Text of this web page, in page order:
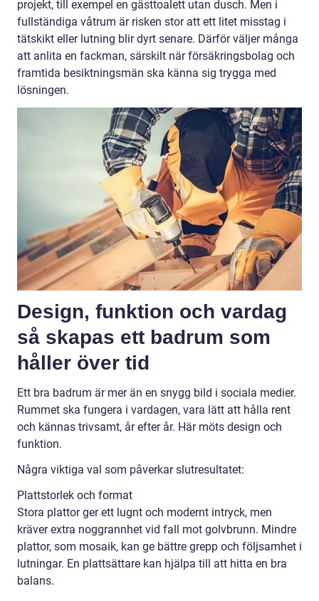
projekt, till exempel en gästtoalett utan dusch. Men i
fullständiga våtrum är risken stor att ett litet misstag i
tätskikt eller lutning blir dyrt senare. Därför väljer många
att anlita en fackman, särskilt när försäkringsbolag och
framtida besiktningsmän ska känna sig trygga med
lösningen.
Design, funktion och vardag
så skapas ett badrum som
håller över tid
Ett bra badrum är mer än en snygg bild i sociala medier.
Rummet ska fungera i vardagen, vara lätt att hålla rent
och kännas trivsamt, år efter år. Här möts design och
funktion.
Några viktiga val som påverkar slutresultatet:
Plattstorlek och format
Stora plattor ger ett lugnt och modernt intryck, men
kräver extra noggrannhet vid fall mot golvbrunn. Mindre
plattor, som mosaik, kan ge bättre grepp och följsamhet i
lutningar. En plattsättare kan hjälpa till att hitta en bra
balans.